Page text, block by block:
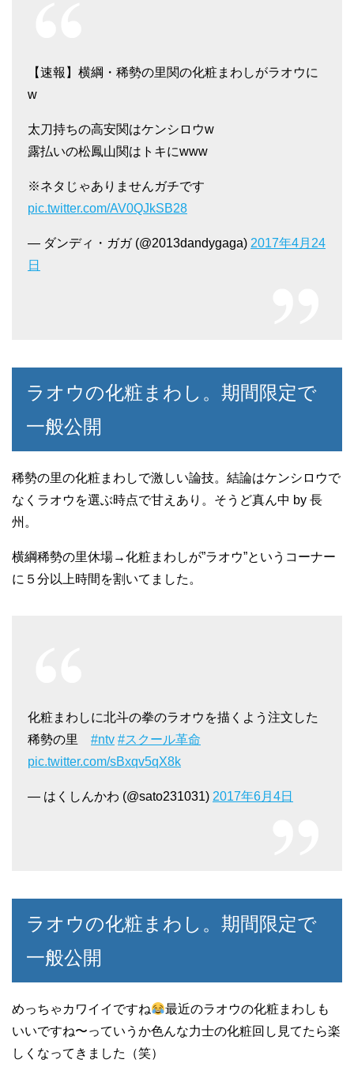
【速報】横綱・稀勢の里関の化粧まわしがラオウに
w
太刀持ちの高安関はケンシロウw
露払いの松鳳山関はトキにwww
※ネタじゃありませんガチです
pic.twitter.com/AV0QJkSB28
— ダンディ・ガガ (@2013dandygaga) 2017年4月24
日
ラオウの化粧まわし。期間限定で
一般公開
稀勢の里の化粧まわしで激しい論技。結論はケンシロウで
なくラオウを選ぶ時点で甘えあり。そうど真ん中 by 長
州。
横綱稀勢の里休場→化粧まわしが”ラオウ”というコーナー
に５分以上時間を割いてました。
化粧まわしに北斗の拳のラオウを描くよう注文した
稀勢の里 #ntv #スクール革命
pic.twitter.com/sBxqv5qX8k
— はくしんかわ (@sato231031) 2017年6月4日
ラオウの化粧まわし。期間限定で
一般公開
めっちゃカワイイですね
最近のラオウの化粧まわしも
いいですね〜っていうか色んな力士の化粧回し見てたら楽
しくなってきました（笑）